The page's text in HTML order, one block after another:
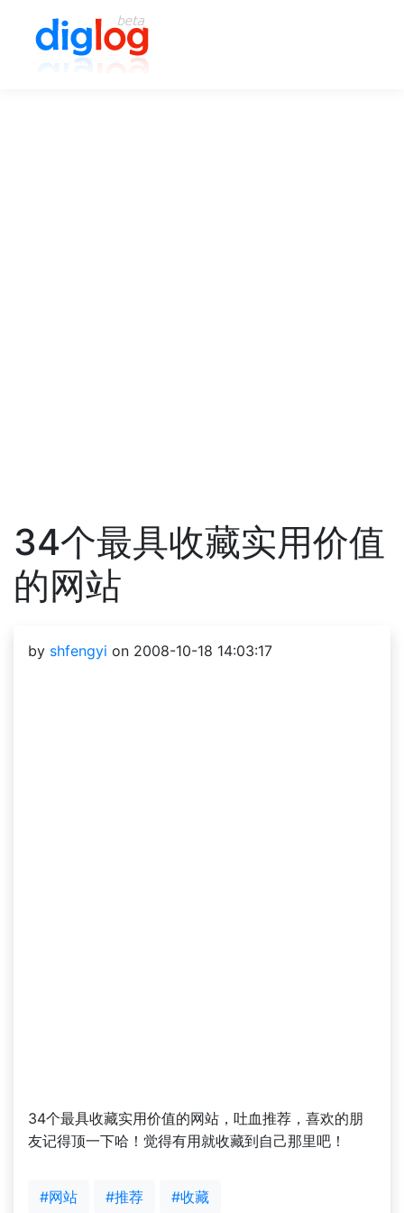
34个最具收藏实用价值
的网站
by shfengyi on 2008-10-18 14:03:17
34个最具收藏实用价值的网站，吐血推荐，喜欢的朋
友记得顶一下哈！觉得有用就收藏到自己那里吧！
#网站 #推荐 #收藏